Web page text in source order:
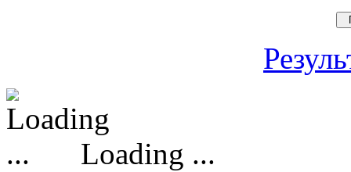
Loading ...